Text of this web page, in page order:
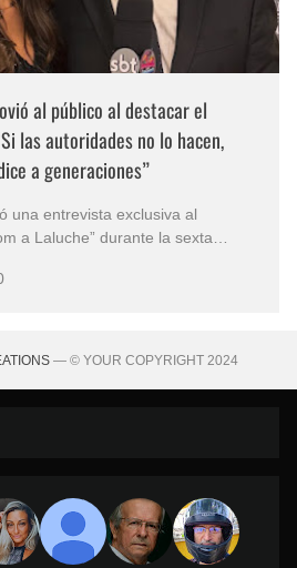
al público al destacar el
las autoridades no lo hacen,
a generaciones”
una entrevista exclusiva al
a Laluche” durante la sexta
de Brasil. En medio del
— © YOUR COPYRIGHT 2024